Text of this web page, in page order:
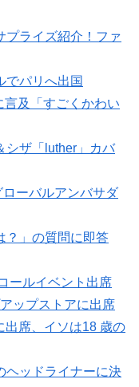
プライズ紹介！ファ
でパリへ出国
及「すごくかわい
シザ「luther」カバ
ーバルアンバサダ
？」の質問に即答
ールイベント出席
ップストアに出席
出席、イソは18 歳の
ヘッドライナーに決